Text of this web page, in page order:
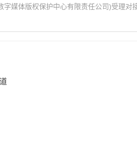
媒体版权保护中心有限责任公司)受理